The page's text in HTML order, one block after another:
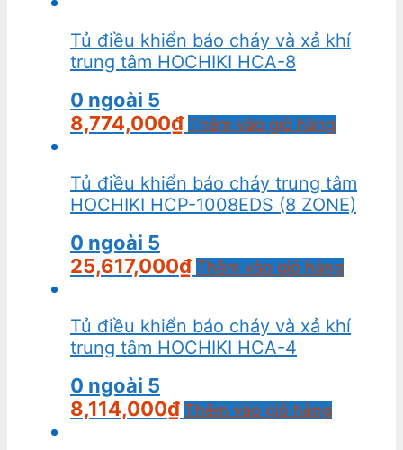
Tủ điều khiển báo cháy và xả khí
trung tâm HOCHIKI HCA-8
0 ngoài 5
8,774,000₫ Thêm vào giỏ hàng
Tủ điều khiển báo cháy trung tâm
HOCHIKI HCP-1008EDS (8 ZONE)
0 ngoài 5
25,617,000₫ Thêm vào giỏ hàng
Tủ điều khiển báo cháy và xả khí
trung tâm HOCHIKI HCA-4
0 ngoài 5
8,114,000₫ Thêm vào giỏ hàng